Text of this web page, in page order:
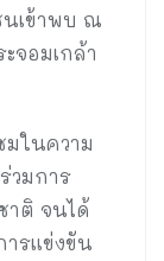
นเข้าพบ ณ
จอมเกล้า
มในความ
วมการ
าติ จนได้
ารแข่งขัน